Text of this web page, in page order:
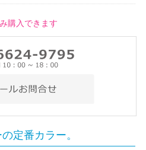
購入できます
定番カラー。